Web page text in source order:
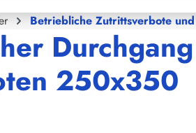
Betriebliche Zutrittsverbote
Durchgang
250x350